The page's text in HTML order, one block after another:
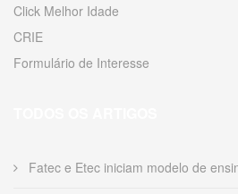
Click Melhor Idade
CRIE
Formulário de Interesse
Fatec e Etec iniciam modelo de